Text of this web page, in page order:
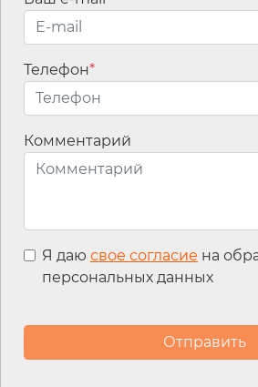
Имя*
Email*
Телефон*
Комментарий
Я даю свое согласие на
персональных данных
Мы используем
файлы cookies для